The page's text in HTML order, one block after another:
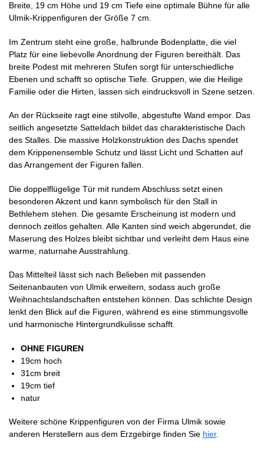
Breite, 19 cm Höhe und 19 cm Tiefe eine optimale Bühne für alle
Ulmik-Krippenfiguren der Größe 7 cm.​
Im Zentrum steht eine große, halbrunde Bodenplatte, die viel
Platz für eine liebevolle Anordnung der Figuren bereithält. Das
breite Podest mit mehreren Stufen sorgt für unterschiedliche
Ebenen und schafft so optische Tiefe. Gruppen, wie die Heilige
Familie oder die Hirten, lassen sich eindrucksvoll in Szene setzen.
An der Rückseite ragt eine stilvolle, abgestufte Wand empor. Das
seitlich angesetzte Satteldach bildet das charakteristische Dach
des Stalles. Die massive Holzkonstruktion des Dachs spendet
dem Krippenensemble Schutz und lässt Licht und Schatten auf
das Arrangement der Figuren fallen.
Die doppelflügelige Tür mit rundem Abschluss setzt einen
besonderen Akzent und kann symbolisch für den Stall in
Bethlehem stehen. Die gesamte Erscheinung ist modern und
dennoch zeitlos gehalten. Alle Kanten sind weich abgerundet, die
Maserung des Holzes bleibt sichtbar und verleiht dem Haus eine
warme, naturnahe Ausstrahlung.
Das Mittelteil lässt sich nach Belieben mit passenden
Seitenanbauten von Ulmik erweitern, sodass auch große
Weihnachtslandschaften entstehen können. Das schlichte Design
lenkt den Blick auf die Figuren, während es eine stimmungsvolle
und harmonische Hintergrundkulisse schafft.​
OHNE FIGUREN
19cm hoch
31cm breit
19cm tief
natur
Weitere schöne Krippenfiguren von der Firma Ulmik sowie
anderen Herstellern aus dem Erzgebirge finden Sie hier.